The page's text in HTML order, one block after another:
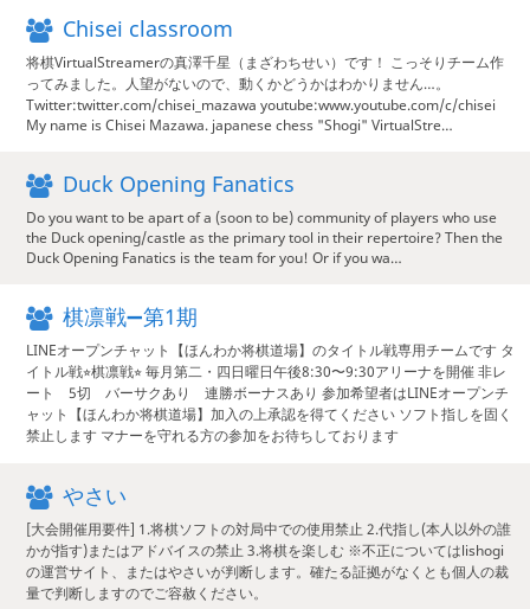
Chisei classroom
将棋VirtualStreamerの真澤千星（まざわちせい）です！ こっそりチーム作
ってみました。人望がないので、動くかどうかはわかりません…。
Twitter:twitter.com/chisei_mazawa youtube:www.youtube.com/c/chisei
My name is Chisei Mazawa. japanese chess "Shogi" VirtualStre…
Duck Opening Fanatics
Do you want to be apart of a (soon to be) community of players who use
the Duck opening/castle as the primary tool in their repertoire? Then the
Duck Opening Fanatics is the team for you! Or if you wa…
棋凛戦➖第1期
LINEオープンチャット【ほんわか将棋道場】のタイトル戦専用チームです タ
イトル戦⭐︎棋凛戦⭐︎ 毎月第二・四日曜日午後8:30〜9:30アリーナを開催 非レ
ート 5切 バーサクあり 連勝ボーナスあり 参加希望者はLINEオープンチ
ャット【ほんわか将棋道場】加入の上承認を得てください ソフト指しを固く
禁止します マナーを守れる方の参加をお待ちしております
やさい
[大会開催用要件] 1.将棋ソフトの対局中での使用禁止 2.代指し(本人以外の誰
かが指す)またはアドバイスの禁止 3.将棋を楽しむ ※不正についてはlishogi
の運営サイト、またはやさいが判断します。確たる証拠がなくとも個人の裁
量で判断しますのでご容赦ください。